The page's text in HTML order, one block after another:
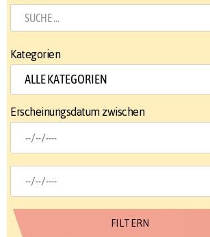
Kategorien
Erscheinungsdatum zwischen